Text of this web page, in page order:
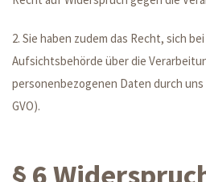
2. Sie haben zudem das Recht, sich
Aufsichtsbehörde über die
personenbezogenen Daten durch uns
GVO).